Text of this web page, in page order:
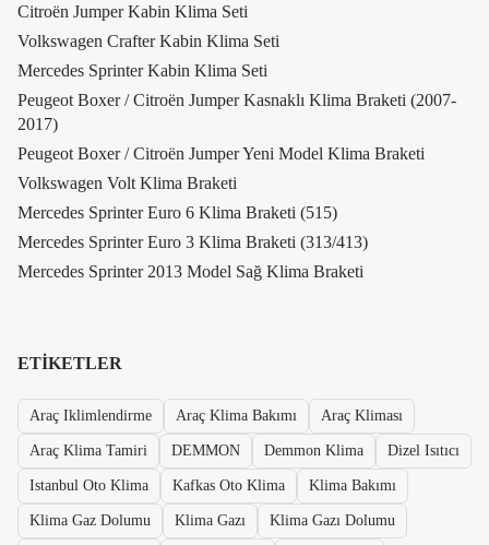
Citroën Jumper Kabin Klima Seti
Volkswagen Crafter Kabin Klima Seti
Mercedes Sprinter Kabin Klima Seti
Peugeot Boxer / Citroën Jumper Kasnaklı Klima Braketi (2007-
2017)
Peugeot Boxer / Citroën Jumper Yeni Model Klima Braketi
Volkswagen Volt Klima Braketi
Mercedes Sprinter Euro 6 Klima Braketi (515)
Mercedes Sprinter Euro 3 Klima Braketi (313/413)
Mercedes Sprinter 2013 Model Sağ Klima Braketi
ETIKETLER
Araç Iklimlendirme Araç Klima Bakımı Araç Kliması
Araç Klima Tamiri DEMMON Demmon Klima Dizel Isıtıcı
Istanbul Oto Klima Kafkas Oto Klima Klima Bakımı
Klima Gaz Dolumu Klima Gazı Klima Gazı Dolumu